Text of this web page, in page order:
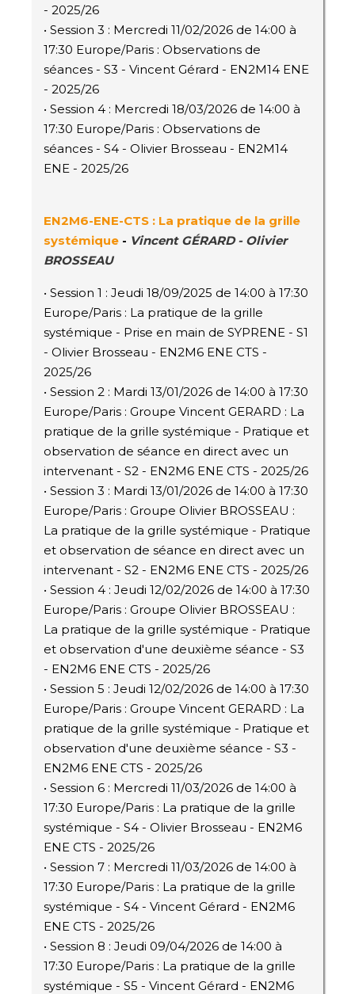
- 2025/26
• Session 3 : Mercredi 11/02/2026 de 14:00 à
17:30 Europe/Paris : Observations de
séances - S3 - Vincent Gérard - EN2M14 ENE
- 2025/26
• Session 4 : Mercredi 18/03/2026 de 14:00 à
17:30 Europe/Paris : Observations de
séances - S4 - Olivier Brosseau - EN2M14
ENE - 2025/26
EN2M6-ENE-CTS : La pratique de la grille
systémique - Vincent GÉRARD - Olivier
BROSSEAU
• Session 1 : Jeudi 18/09/2025 de 14:00 à 17:30
Europe/Paris : La pratique de la grille
systémique - Prise en main de SYPRENE - S1
- Olivier Brosseau - EN2M6 ENE CTS -
2025/26
• Session 2 : Mardi 13/01/2026 de 14:00 à 17:30
Europe/Paris : Groupe Vincent GERARD : La
pratique de la grille systémique - Pratique et
observation de séance en direct avec un
intervenant - S2 - EN2M6 ENE CTS - 2025/26
• Session 3 : Mardi 13/01/2026 de 14:00 à 17:30
Europe/Paris : Groupe Olivier BROSSEAU :
La pratique de la grille systémique - Pratique
et observation de séance en direct avec un
intervenant - S2 - EN2M6 ENE CTS - 2025/26
• Session 4 : Jeudi 12/02/2026 de 14:00 à 17:30
Europe/Paris : Groupe Olivier BROSSEAU :
La pratique de la grille systémique - Pratique
et observation d'une deuxième séance - S3
- EN2M6 ENE CTS - 2025/26
• Session 5 : Jeudi 12/02/2026 de 14:00 à 17:30
Europe/Paris : Groupe Vincent GERARD : La
pratique de la grille systémique - Pratique et
observation d'une deuxième séance - S3 -
EN2M6 ENE CTS - 2025/26
• Session 6 : Mercredi 11/03/2026 de 14:00 à
17:30 Europe/Paris : La pratique de la grille
systémique - S4 - Olivier Brosseau - EN2M6
ENE CTS - 2025/26
• Session 7 : Mercredi 11/03/2026 de 14:00 à
17:30 Europe/Paris : La pratique de la grille
systémique - S4 - Vincent Gérard - EN2M6
ENE CTS - 2025/26
• Session 8 : Jeudi 09/04/2026 de 14:00 à
17:30 Europe/Paris : La pratique de la grille
systémique - S5 - Vincent Gérard - EN2M6